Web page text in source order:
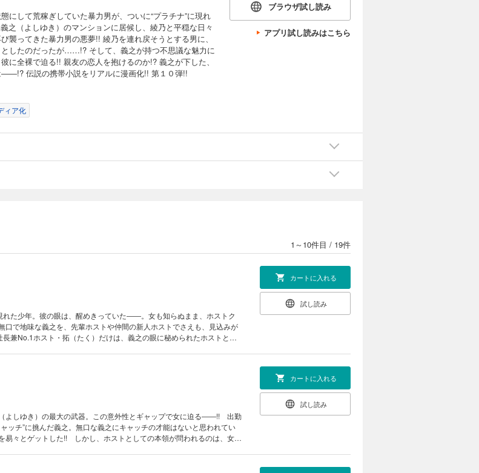
にして荒稼ぎしていた暴力男が、ついに“プラチナ”に現れ
（よしゆき）のマンションに居候し、綾乃と平穏な日々
襲ってきた暴力男の悪夢!! 綾乃を連れ戻そうとする男に、
したのだったが……!? そして、義之が持つ不思議な魅力に
に全裸で迫る!! 親友の恋人を抱けるのか!? 義之が下した、
伝説の携帯小説をリアルに漫画化!! 第１０弾!!
ブラウザ試し読み
アプリ試し読みはこちら
ィア化
1～10件目 / 19件
れた少年。彼の眼は、醒めきっていた――。女も知らぬまま、ホストク
口で地味な義之を、先輩ホストや仲間の新人ホストでさえも、見込みが
長兼No.1ホスト・拓（たく）だけは、義之の眼に秘められたホストとし
帯小説をリアルに漫画化!!
カートに入れる
試し読み
よしゆき）の最大の武器。この意外性とギャップで女に迫る――!! 出勤
ッチ”に挑んだ義之。無口な義之にキャッチの才能はないと思われてい
易々とゲットした!! しかし、ホストとしての本領が問われるのは、女を
カートに入れる
試し読み